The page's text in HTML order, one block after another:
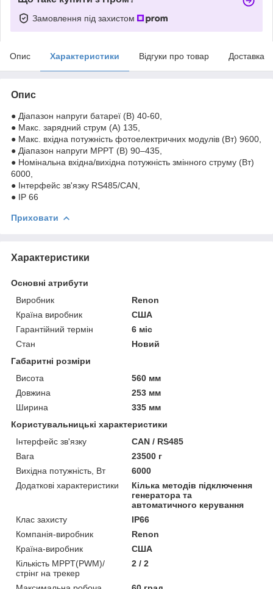
Замовлення під захистом
Опис Характеристики Відгуки про товар Доставка
Опис
● Діапазон напруги батареї (B) 40-60,
● Макс. зарядний струм (А) 135,
● Макс. вхідна потужність фотоелектричних модулів (Вт) 9600,
● Діапазон напруги MPPT (B) 90–435,
● Номінальна вхідна/вихідна потужність змінного струму (Вт)
6000,
● Інтерфейс зв'язку RS485/CAN,
● IP 66
Приховати
Характеристики
Основні атрибути
Виробник
Renon
Країна виробник
США
Гарантійний термін
6 міс
Стан
Новий
Габаритні розміри
Висота
560 мм
Довжина
253 мм
Ширина
335 мм
Користувальницькі характеристики
Інтерфейс зв'язку
CAN / RS485
Вага
23500 г
Вихідна потужність, Вт
6000
Додаткові характеристики
Кілька методів підключення
генератора та
автоматичного керування
Клас захисту
IP66
Компанія-виробник
Renon
Країна-виробник
США
Кількість MPPT(PWM)/
стрінг на трекер
2 / 2